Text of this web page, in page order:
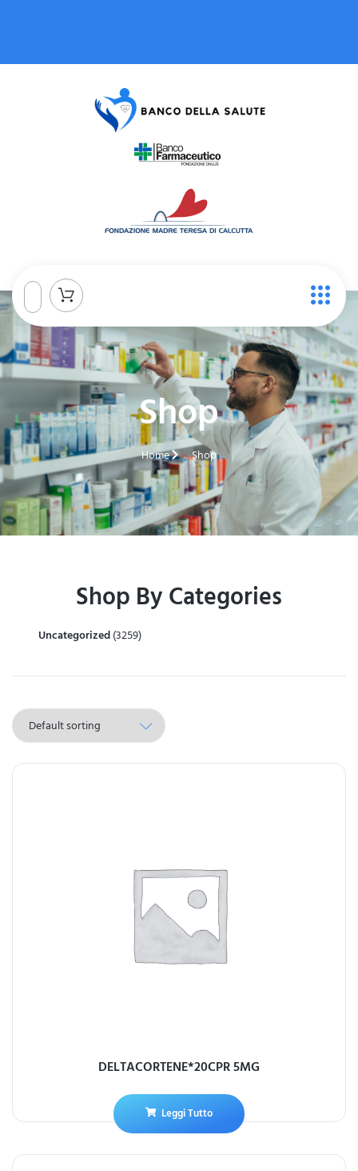
Shop
Home Shop
Shop By Categories
Uncategorized(3259)
DELTACORTENE*20CPR 5MG
Leggi Tutto